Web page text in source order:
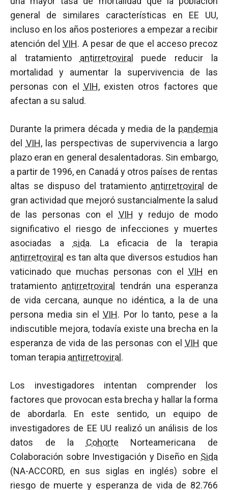
general de similares características en EE UU,
incluso en los años posteriores a empezar a recibir
atención delVIH. A pesar de que el acceso precoz
al tratamiento antirretroviral
puede reducir la
mortalidad y aumentar la supervivencia de las
personas con el VIH, existen otros factores que
afectan a su salud.
Durante la primera década y media de la pandemia
del VIH, las perspectivas de supervivencia a largo
plazo eran en general desalentadoras. Sin embargo,
a partir de 1996, en Canadá y otros países de rentas
altas se dispuso del tratamiento antirretroviral
de
gran actividad que mejoró sustancialmente la salud
de las personas con el VIH y redujo de modo
significativo el riesgo de infecciones y muertes
asociadas a sida. La eficacia de la terapia
antirretroviral es tan alta que diversos estudios han
vaticinado que muchas personas con el VIH en
tratamiento antirretroviral
tendrán una esperanza
de vida cercana, aunque no idéntica, a la de una
persona media sin elVIH. Por lo tanto, pese a la
indiscutible mejora, todavía existe una brecha en la
esperanza de vida de las personas con elVIH que
toman terapia antirretroviral .
Los investigadores intentan comprender los
factores que provocan esta brecha y hallar la forma
de abordarla. En este sentido, un equipo de
investigadores de EE UU realizó un análisis de los
datos de la Cohorte Norteamericana de
Colaboración sobre Investigación y Diseño en Sida
(NA-ACCORD, en sus siglas en inglés) sobre el
riesgo de muerte y esperanza de vida de 82.766